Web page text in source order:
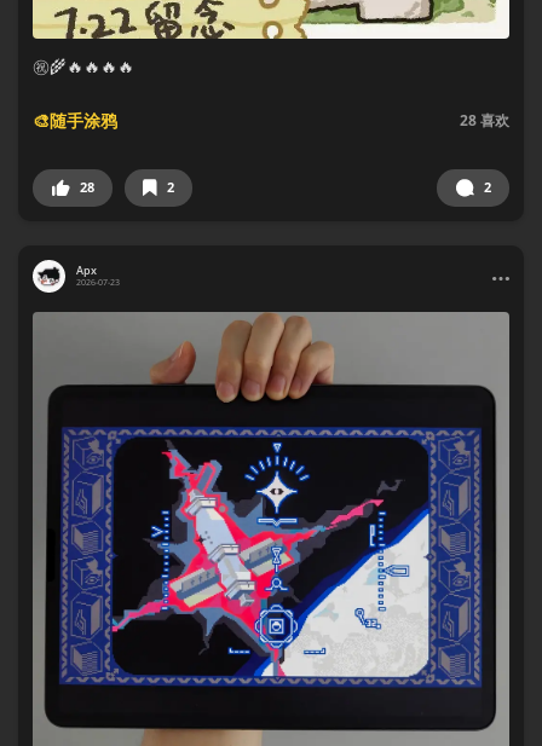
㊗️🌾🔥🔥🔥🔥
🎨随手涂鸦 28喜欢
28 2 2
Apx
2026-07-23